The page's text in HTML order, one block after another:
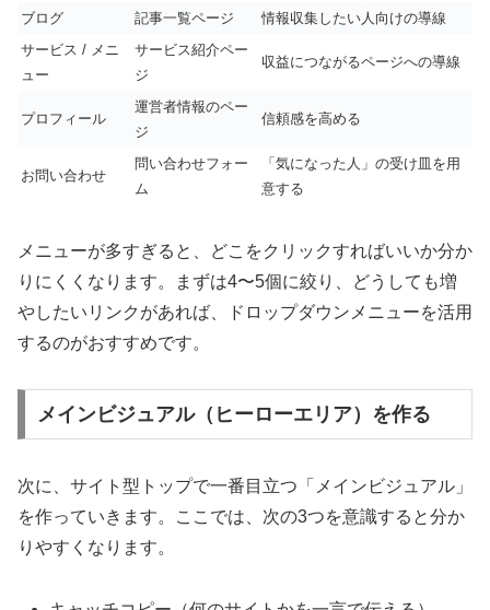
ブログ
記事一覧ページ
情報収集したい人向けの導線
サービス / メニ
ュー
サービス紹介ペー
ジ
収益につながるページへの導線
プロフィール
運営者情報のペー
ジ
信頼感を高める
お問い合わせ
問い合わせフォー
ム
「気になった人」の受け皿を用
意する
メニューが多すぎると、どこをクリックすればいいか分か
りにくくなります。まずは4〜5個に絞り、どうしても増
やしたいリンクがあれば、ドロップダウンメニューを活用
するのがおすすめです。
メインビジュアル（ヒーローエリア）を作る
次に、サイト型トップで一番目立つ「メインビジュアル」
を作っていきます。ここでは、次の3つを意識すると分か
りやすくなります。